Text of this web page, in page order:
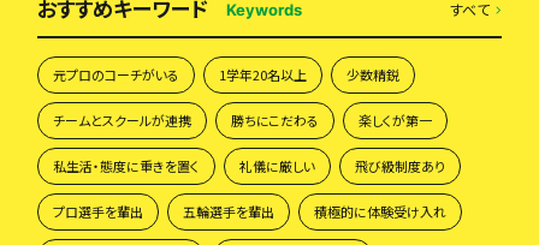
おすすめキーワード Keywords すべて
元プロのコーチがいる 1学年20名以上 少数精鋭
チームとスクールが連携 勝ちにこだわる 楽しくが第一
私生活・態度に重きを置く 礼儀に厳しい 飛び級制度あり
プロ選手を輩出 五輪選手を輩出 積極的に体験受け入れ